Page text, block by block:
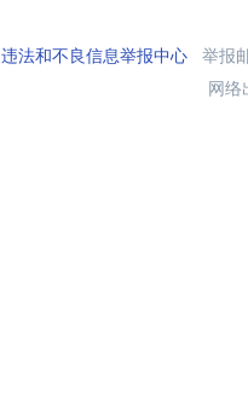
违法和不良信息举报中心举报
网